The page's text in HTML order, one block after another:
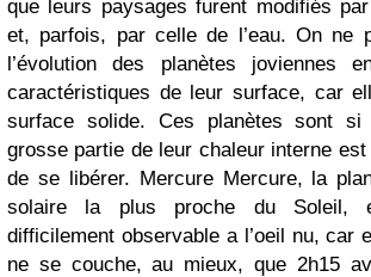
que leurs paysages furent modifiés
et, parfois, par celle de l’eau. On ne
l’évolution des planètes joviennes
caractéristiques de leur surface, car
surface solide. Ces planètes sont si
grosse partie de leur chaleur interne
de se libérer. Mercure Mercure, la
solaire la plus proche du Soleil,
difficilement observable a l’oeil nu, car
ne se couche, au mieux, que 2h15